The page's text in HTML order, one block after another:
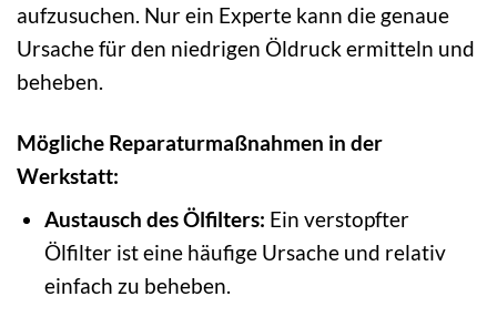
aufzusuchen. Nur ein Experte kann die genaue
Ursache für den niedrigen Öldruck ermitteln und
beheben.
Mögliche Reparaturmaßnahmen in der
Werkstatt:
Austausch des Ölfilters: Ein verstopfter
Ölfilter ist eine häufige Ursache und relativ
einfach zu beheben.